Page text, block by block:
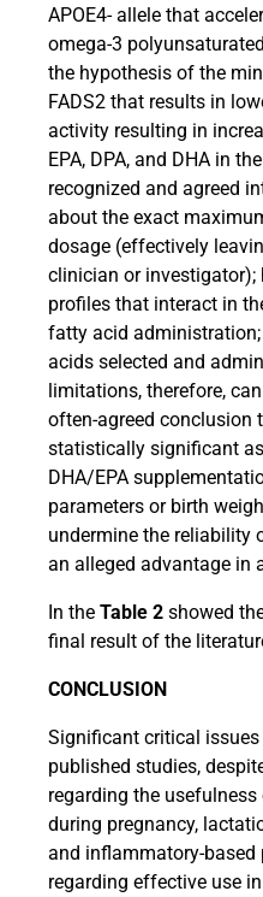
APOE4- allele that
omega-3
the hypothesis of the
FADS2 that results in
activity resulting in
EPA, DPA, and DHA in
recognized and agreed
about the exact
dosage (effectively
clinician or investigator);
profiles that interact in
fatty acid
acids selected and
limitations, therefore,
often-agreed conclusion
statistically significant
DHA/EPA
parameters or birth
undermine the reliability
an alleged advantage in
In the Table 2 showed
final result of the
CONCLUSION
Significant critical issues
published studies,
regarding the
during pregnancy,
and inflammatory-based
regarding effective use